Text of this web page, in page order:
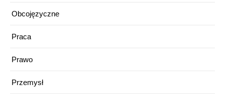
Obcojęzyczne
Praca
Prawo
Przemysł